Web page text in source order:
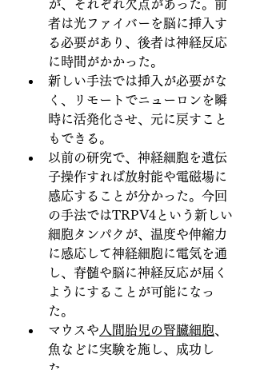
が、それぞれ欠点があった。前
者は光ファイバーを脳に挿入す
る必要があり、後者は神経反応
に時間がかかった。
新しい手法では挿入が必要がな
く、リモートでニューロンを瞬
時に活発化させ、元に戻すこと
もできる。
以前の研究で、神経細胞を遺伝
子操作すれば放射能や電磁場に
感応することが分かった。今回
の手法ではTRPV4という新しい
細胞タンパクが、温度や伸縮力
に感応して神経細胞に電気を通
し、脊髄や脳に神経反応が届く
ようにすることが可能になっ
た。
マウスや 人間胎児の腎臓細胞
魚などに実験を施し、成功し